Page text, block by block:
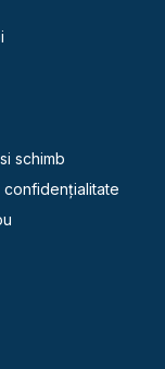
schimb
confidențialitate